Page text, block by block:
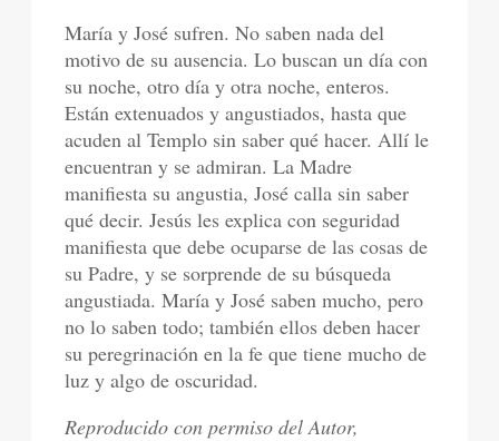
María y José sufren. No saben nada del
motivo de su ausencia. Lo buscan un día con
su noche, otro día y otra noche, enteros.
Están extenuados y angustiados, hasta que
acuden al Templo sin saber qué hacer. Allí le
encuentran y se admiran. La Madre
manifiesta su angustia, José calla sin saber
qué decir. Jesús les explica con seguridad
manifiesta que debe ocuparse de las cosas de
su Padre, y se sorprende de su búsqueda
angustiada. María y José saben mucho, pero
no lo saben todo; también ellos deben hacer
su peregrinación en la fe que tiene mucho de
luz y algo de oscuridad.
Reproducido con permiso del Autor,